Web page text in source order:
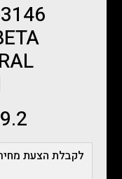
10
לקבלת הצעת